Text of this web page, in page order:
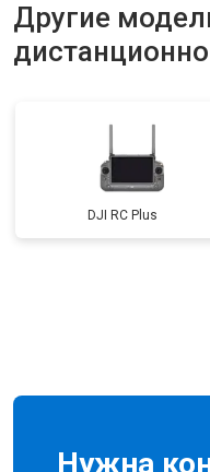
Другие
DJI RC Plus
Нужна